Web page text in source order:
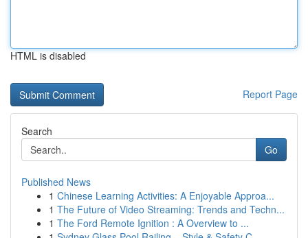
HTML is disabled
Report Page
Search
Go
Published News
1 Chinese Learning Activities: A Enjoyable Approa...
1 The Future of Video Streaming: Trends and Techn...
1 The Ford Remote Ignition : A Overview to ...